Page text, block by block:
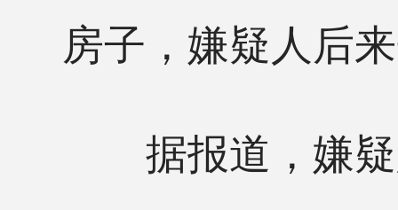
房子，嫌疑人后
据报道，嫌疑